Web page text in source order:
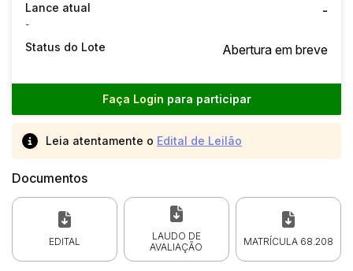
Lance atual
-
-
Status do Lote Abertura em breve
Faça Login para participar
Leia atentamente o Edital de Leilão
Documentos
EDITAL
LAUDO DE
AVALIAÇÃO
MATRÍCULA 68.208